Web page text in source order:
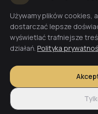
BEZPŁATNA WYCENA
Planujesz budowę domu?
wycenę w 48h.
Wyceń budowę
© 2026 CoreLTB Builders
Używamy plików cookies,
dostarczać lepsze
wyświetlać trafniejsze
działań. Polityka